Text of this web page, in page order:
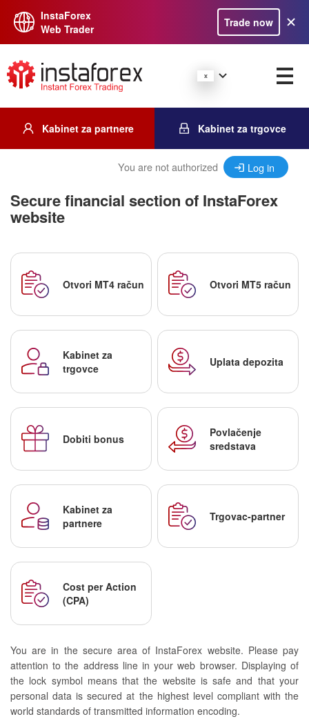
InstaForex
Web Trader
Trade now
Kabinet za partnere Kabinet za trgovce
You are not authorized Log in
Secure financial section of InstaForex
website
Otvori MT4 račun Otvori MT5 račun
Kabinet za
trgovce
Uplata depozita
Dobiti bonus
Povlačenje
sredstava
Kabinet za
partnere
Trgovac-partner
Cost per Action
(CPA)
You are in the secure area of InstaForex website. Please pay
attention to the address line in your web browser. Displaying of
the lock symbol means that the website is safe and that your
personal data is secured at the highest level compliant with the
world standards of transmitted information encoding.